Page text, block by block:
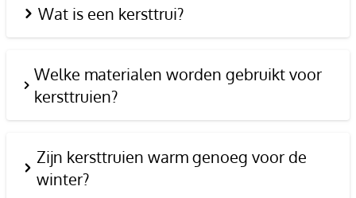
Wat is een kersttrui?
Welke materialen worden gebruikt voor
kersttruien?
Zijn kersttruien warm genoeg voor de
winter?